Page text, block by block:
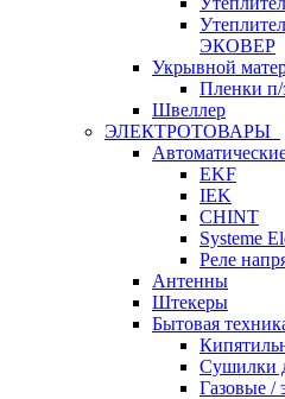
ЭКОВЕР
Укрывной
Пленки п/
Швеллер
ЭЛЕКТРОТОВАРЫ
EKF
IEK
CHINT
Systeme
Реле
Антенны
Штекеры
Бытовая
Сушилки
Газовые /